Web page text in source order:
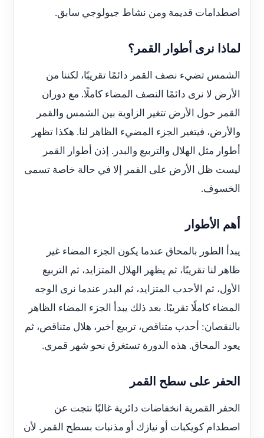
اصطدامات قديمة ومن نشاط جيولوجي سابق.
لماذا نرى أطوار القمر؟
الشمس تضيء نصف القمر دائمًا تقريبًا، لكننا من
الأرض لا نرى دائمًا النصف المضاء كاملًا. مع دوران
القمر حول الأرض تتغير الزاوية بين الشمس والقمر
والأرض، فيتغير الجزء المضيء الظاهر لنا. هكذا تظهر
أطوار مثل الهلال والتربيع والبدر. إذن أطوار القمر
ليست ظل الأرض على القمر إلا في حالة خاصة تسمى
الخسوف.
أهم الأطوار
يبدأ الطور بالمحاق عندما يكون الجزء المضاء غير
ظاهر لنا تقريبًا، ثم يظهر الهلال المتزايد، ثم التربيع
الأول، ثم الأحدب المتزايد، ثم البدر عندما نرى الوجه
المضاء كاملًا تقريبًا. بعد ذلك يبدأ الجزء المضاء الظاهر
بالنقصان: أحدب متناقص، تربيع أخير، هلال متناقص، ثم
يعود المحاق. هذه الدورة تستغرق نحو شهر قمري.
الحفر على سطح القمر
الحفر القمرية انخفاضات دائرية غالبًا نتجت عن
اصطدام كويكبات أو نيازك أو مذنبات بسطح القمر. لأن